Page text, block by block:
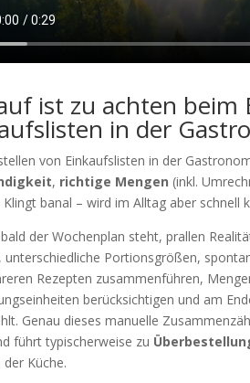
ist zu achten beim
in der
von Einkaufslisten in der
, richtige Mengen (inkl.
Klingt banal – wird im Alltag aber schnell
der Wochenplan steht, prallen
unterschiedliche Portionsgrößen,
Rezepten zusammenführen,
berücksichtigen und am
Genau dieses manuelle
führt typischerweise zu
der Küche.